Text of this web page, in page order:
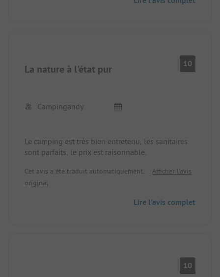
La nature à l'état pur 10
Campingandy
Le camping est très bien entretenu, les sanitaires
sont parfaits, le prix est raisonnable.
Cet avis a été traduit automatiquement.
Afficher l'avis
original
Lire l'avis complet
10